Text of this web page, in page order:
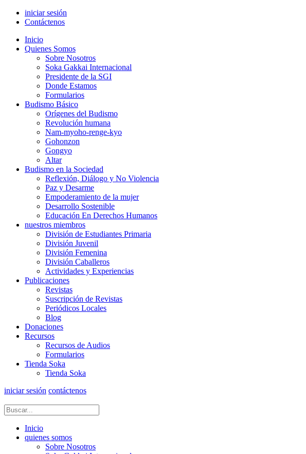
iniciar sesión
Contáctenos
Inicio
Quienes Somos
Sobre Nosotros
Soka Gakkai Internacional
Presidente de la SGI
Donde Estamos
Formularios
Budismo Básico
Orígenes del Budismo
Revolución humana
Nam-myoho-renge-kyo
Gohonzon
Gongyo
Altar
Budismo en la Sociedad
Reflexión, Diálogo y No Violencia
Paz y Desarme
Empoderamiento de la mujer
Desarrollo Sostenible
Educación En Derechos Humanos
nuestros miembros
División de Estudiantes Primaria
División Juvenil
División Femenina
División Caballeros
Actividades y Experiencias
Publicaciones
Revistas
Suscripción de Revistas
Periódicos Locales
Blog
Donaciones
Recursos
Recursos de Audios
Formularios
Tienda Soka
Tienda Soka
iniciar sesión contáctenos
Inicio
quienes somos
Sobre Nosotros